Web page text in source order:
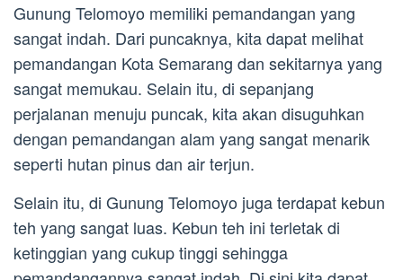
Gunung Telomoyo memiliki pemandangan yang
sangat indah. Dari puncaknya, kita dapat melihat
pemandangan Kota Semarang dan sekitarnya yang
sangat memukau. Selain itu, di sepanjang
perjalanan menuju puncak, kita akan disuguhkan
dengan pemandangan alam yang sangat menarik
seperti hutan pinus dan air terjun.
Selain itu, di Gunung Telomoyo juga terdapat kebun
teh yang sangat luas. Kebun teh ini terletak di
ketinggian yang cukup tinggi sehingga